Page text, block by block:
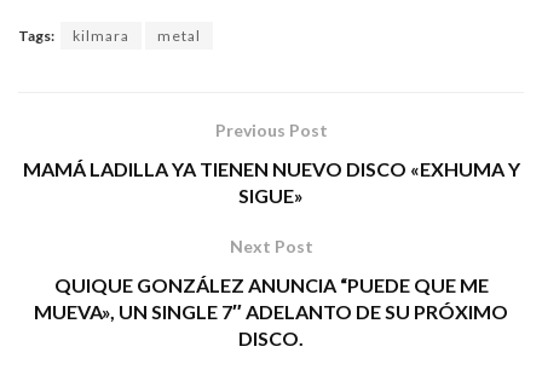
Tags: kilmara metal
Previous Post
MAMÁ LADILLA YA TIENEN NUEVO DISCO «EXHUMA Y
SIGUE»
Next Post
QUIQUE GONZÁLEZ ANUNCIA “PUEDE QUE ME
MUEVA», UN SINGLE 7″ ADELANTO DE SU PRÓXIMO
DISCO.